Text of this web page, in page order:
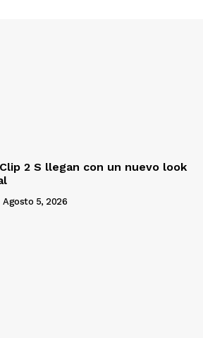
2 S llegan con un nuevo look
Agosto 5, 2026